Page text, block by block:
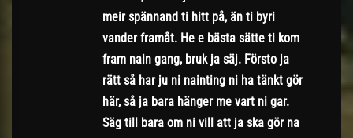
meir spännand ti hitt på, än ti byri
vander framåt. He e bästa sätte ti kom
fram nain gang, bruk ja säj. Försto ja
rätt så har ju ni nainting ni ha tänkt gör
här, så ja bara hänger me vart ni gar.
Säg till bara om ni vill att ja ska gör na